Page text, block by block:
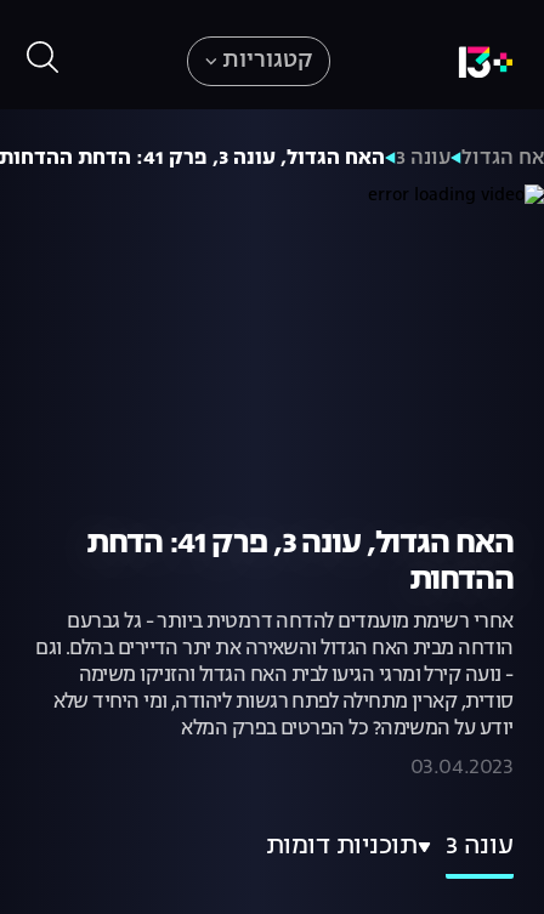
קטגוריות
הגדול עונה 3 האח הגדול, עונה 3, פרק 41: הדחת ההדחות
האח הגדול, עונה 3, פרק 41: הדחת
ההדחות
אחרי רשימת מועמדים להדחה דרמטית ביותר - גל גברעם
הודחה מבית האח הגדול והשאירה את יתר הדיירים בהלם. וגם
- נועה קירל ומרגי הגיעו לבית האח הגדול והזניקו משימה
סודית, קארין מתחילה לפתח רגשות ליהודה, ומי היחיד שלא
יודע על המשימה? כל הפרטים בפרק המלא
03.04.2023
עונה 3 תוכניות דומות